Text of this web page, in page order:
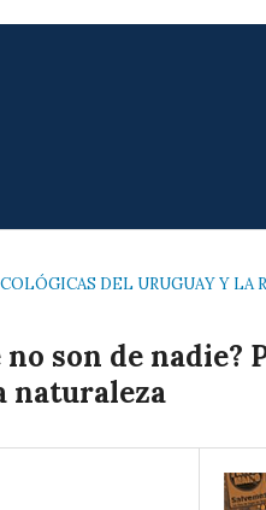
DEL URUGUAY Y LA
son de nadie?
naturaleza